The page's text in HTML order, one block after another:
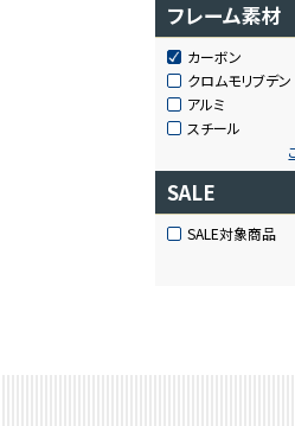
フレーム素材
カーボン
クロムモリブデン
アルミ
スチール
SALE
SALE対象商品